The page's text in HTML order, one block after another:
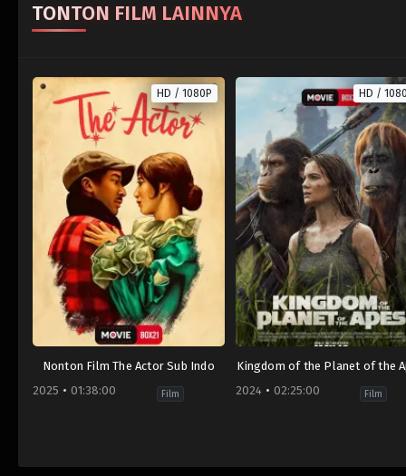
TONTON FILM LAINNYA
HD / 1080P
Nonton Film The Actor Sub Indo
2025
01:38:00 Film
Drama,Suspense
HD /
Kingdom of the Planet of the
2024
02:25:00 Film
Fi